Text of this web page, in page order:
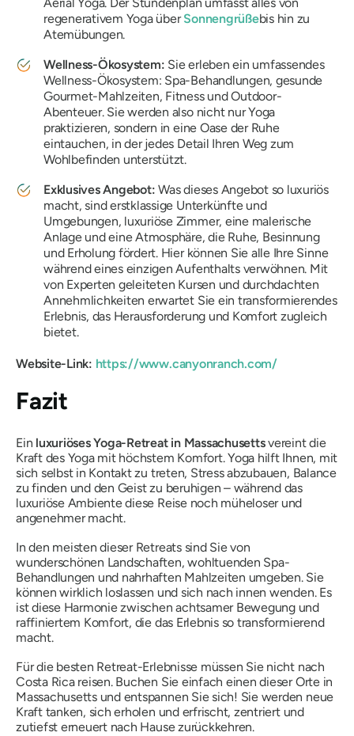
regenerativem Yoga überSonnengrüßebis hin zu
Atemübungen.
Wellness-Ökosystem: Sie erleben ein umfassendes
Wellness-Ökosystem: Spa-Behandlungen, gesunde
Gourmet-Mahlzeiten, Fitness und Outdoor-
Abenteuer. Sie werden also nicht nur Yoga
praktizieren, sondern in eine Oase der Ruhe
eintauchen, in der jedes Detail Ihren Weg zum
Wohlbefinden unterstützt.
Exklusives Angebot:Was dieses Angebot so luxuriös
macht, sind erstklassige Unterkünfte und
Umgebungen, luxuriöse Zimmer, eine malerische
Anlage und eine Atmosphäre, die Ruhe, Besinnung
und Erholung fördert. Hier können Sie alle Ihre Sinne
während eines einzigen Aufenthalts verwöhnen. Mit
von Experten geleiteten Kursen und durchdachten
Annehmlichkeiten erwartet Sie ein transformierendes
Erlebnis, das Herausforderung und Komfort zugleich
bietet.
Website-Link: https://www.canyonranch.com/
Fazit
Ein luxuriöses Yoga-Retreat in Massachusettsvereint die
Kraft des Yoga mit höchstem Komfort. Yoga hilft Ihnen, mit
sich selbst in Kontakt zu treten, Stress abzubauen, Balance
zu finden und den Geist zu beruhigen – während das
luxuriöse Ambiente diese Reise noch müheloser und
angenehmer macht.
In den meisten dieser Retreats sind Sie von
wunderschönen Landschaften, wohltuenden Spa-
Behandlungen und nahrhaften Mahlzeiten umgeben. Sie
können wirklich loslassen und sich nach innen wenden. Es
ist diese Harmonie zwischen achtsamer Bewegung und
raffiniertem Komfort, die das Erlebnis so transformierend
macht.
Für die besten Retreat-Erlebnisse müssen Sie nicht nach
Costa Rica reisen. Buchen Sie einfach einen dieser Orte in
Massachusetts und entspannen Sie sich! Sie werden neue
Kraft tanken, sich erholen und erfrischt, zentriert und
zutiefst erneuert nach Hause zurückkehren.